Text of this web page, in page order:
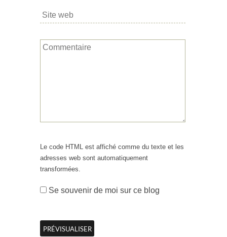
Le code HTML est affiché comme du texte et les
adresses web sont automatiquement
transformées.
Se souvenir de moi sur ce blog